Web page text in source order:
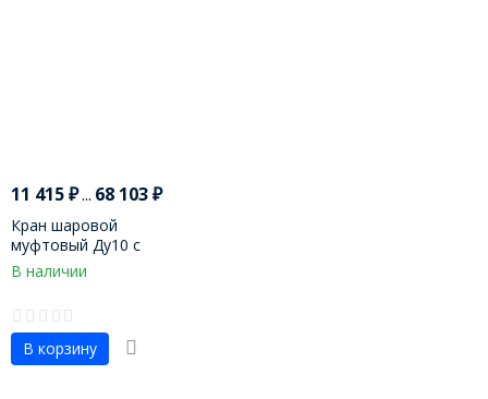
11 415₽... 68 103₽
Кран шаровой
муфтовый Ду10 с
пневмоприводом
В наличии
В корзину